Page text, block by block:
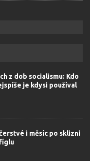
z dob socialismu: Kdo
je kdysi používal
i měsíc po sklizni